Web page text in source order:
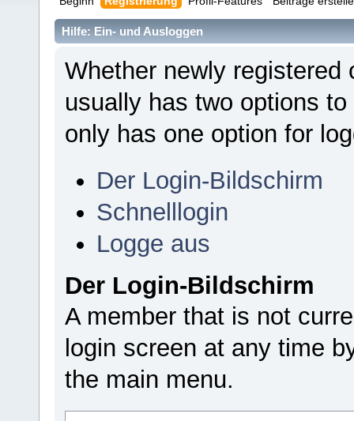
Hilfe: Ein- und Ausloggen
Whether newly
usually has two options
only has one option for
Der Login-Bildschirm
Schnelllogin
Logge aus
Der Login-Bildschirm
A member that is not
login screen at any time
the main menu.